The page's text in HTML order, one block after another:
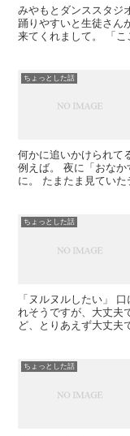
みやもとダンススタジ
踊りやすいと生徒さん
来てくれまして。 「
ちょっとした話
何かに追いかけられて
例えば。 夜に「おな
に。 たまたま見てい
ちょっとした話
「ヌルヌルしたい」
れそうですが、大丈夫
ど、とりあえず大丈夫
ちょっとした話